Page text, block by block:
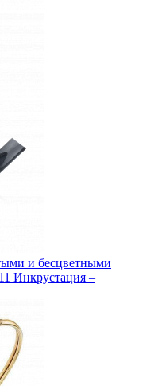
и бесцветными
Инкрустация –